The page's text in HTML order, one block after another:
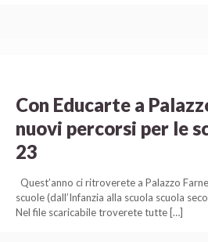
Con Educarte a
nuovi percorsi per le
23
Quest’anno ci ritroverete a Palazzo
scuole (dall’Infanzia alla scuola scuola
Nel file scaricabile troverete tutte […]